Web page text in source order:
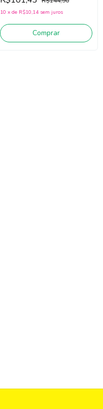
10 x de R$10,14 sem juros
Comprar